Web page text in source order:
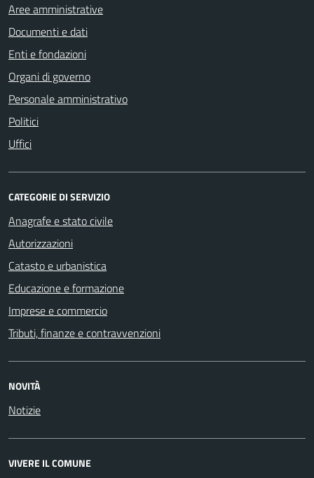
Aree amministrative
Documenti e dati
Enti e fondazioni
Organi di governo
Personale amministrativo
Politici
Uffici
CATEGORIE DI SERVIZIO
Anagrafe e stato civile
Autorizzazioni
Catasto e urbanistica
Educazione e formazione
Imprese e commercio
Tributi, finanze e contravvenzioni
NOVITÀ
Notizie
VIVERE IL COMUNE